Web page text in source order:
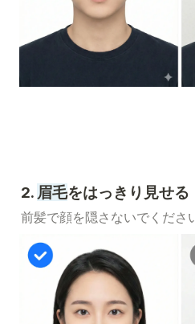
2. 眉毛をはっきり見せる
前髪で顔を隠さないでくださ